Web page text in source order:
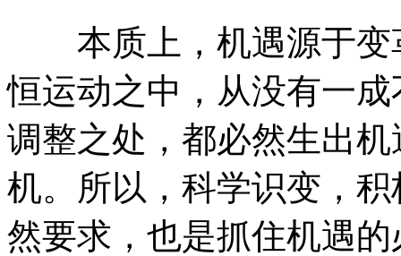
本质上，机遇源于变
恒运动之中，从没有一
调整之处，都必然生出
机。所以，科学识变，
然要求，也是抓住机遇